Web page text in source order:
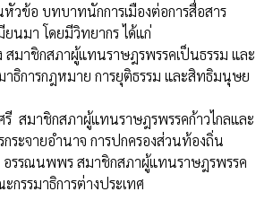
ข้อ บทบาทนักการเมืองต่อการสื่อสาร
นมา โดยมีวิทยากร ได้แก่
มาชิกสภาผู้แทนราษฎรพรรคเป็นธรรม และ
าธิการกฎหมาย การยุติธรรม และสิทธิมนุษย
สมาชิกสภาผู้แทนราษฎรพรรคก้าวไกลและ
ระจายอำนาจ การปกครองส่วนท้องถิ่น
รรณนพพร สมาชิกสภาผู้แทนราษฎรพรรค
กรรมาธิการต่างประเทศ